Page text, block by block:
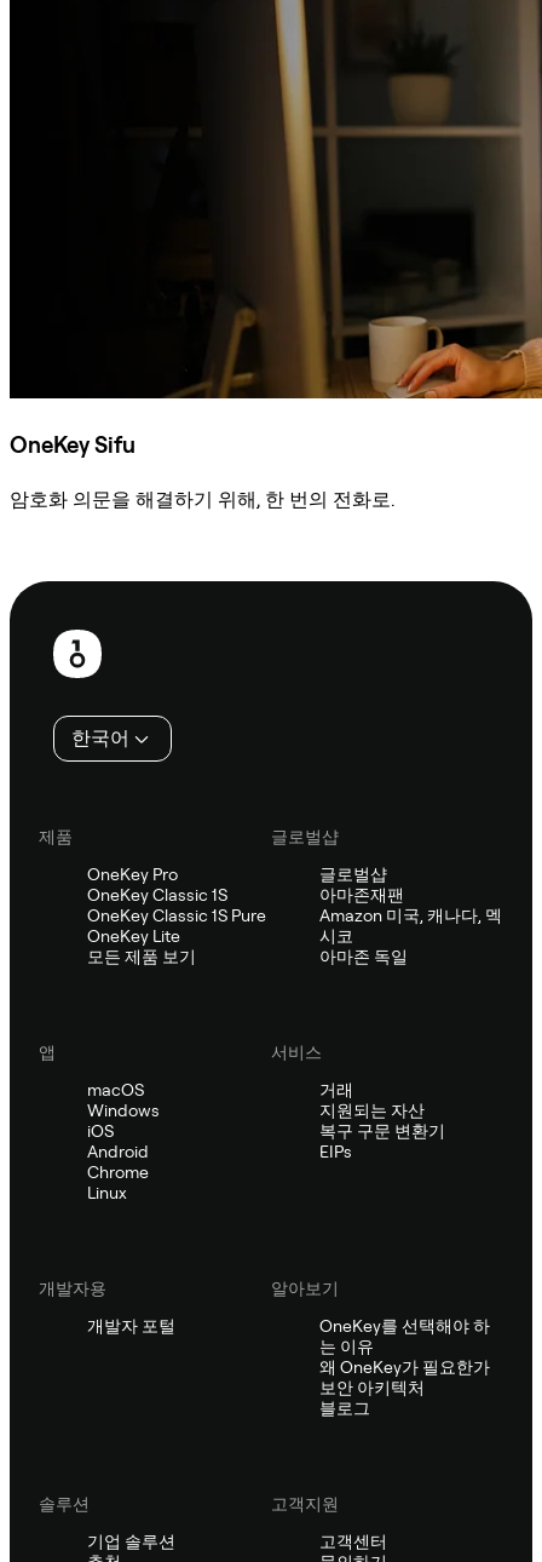
OneKey Sifu
암호화 의문을 해결하기 위해, 한 번의 전화로.
보
한국어
제품
OneKey Pro
OneKey Classic 1S
OneKey Classic 1S Pure
OneKey Lite
모든 제품 보기
글로벌샵
글로벌샵
아마존재팬
Amazon 미국, 캐나다, 멕
시코
아마존 독일
앱
macOS
Windows
iOS
Android
Chrome
Linux
서비스
거래
지원되는 자산
복구 구문 변환기
EIPs
개발자용
개발자 포털
알아보기
OneKey를 선택해야 하
는 이유
왜 OneKey가 필요한가
보안 아키텍처
블로그
솔루션
기업 솔루션
고객지원
고객센터